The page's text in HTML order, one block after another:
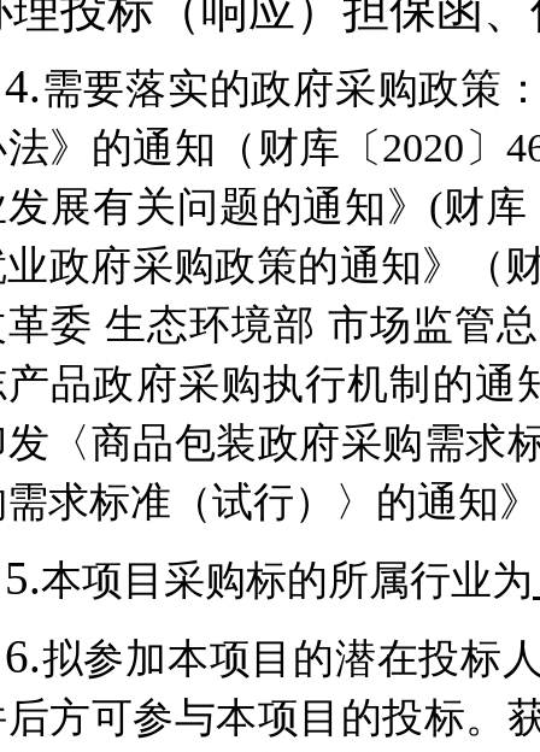
4.需要落实的政府采购政策
》的通知（财库〔 2020〕
展有关问题的通知》(财
政府采购政策的通知》（
委 生态环境部 市场监管
品政府采购执行机制的通
〈商品包装政府采购需求
求标准（试行）〉的通知
5.本项目采购标的所属行业为
6.拟参加本项目的潜在投标
方可参与本项目的投标。